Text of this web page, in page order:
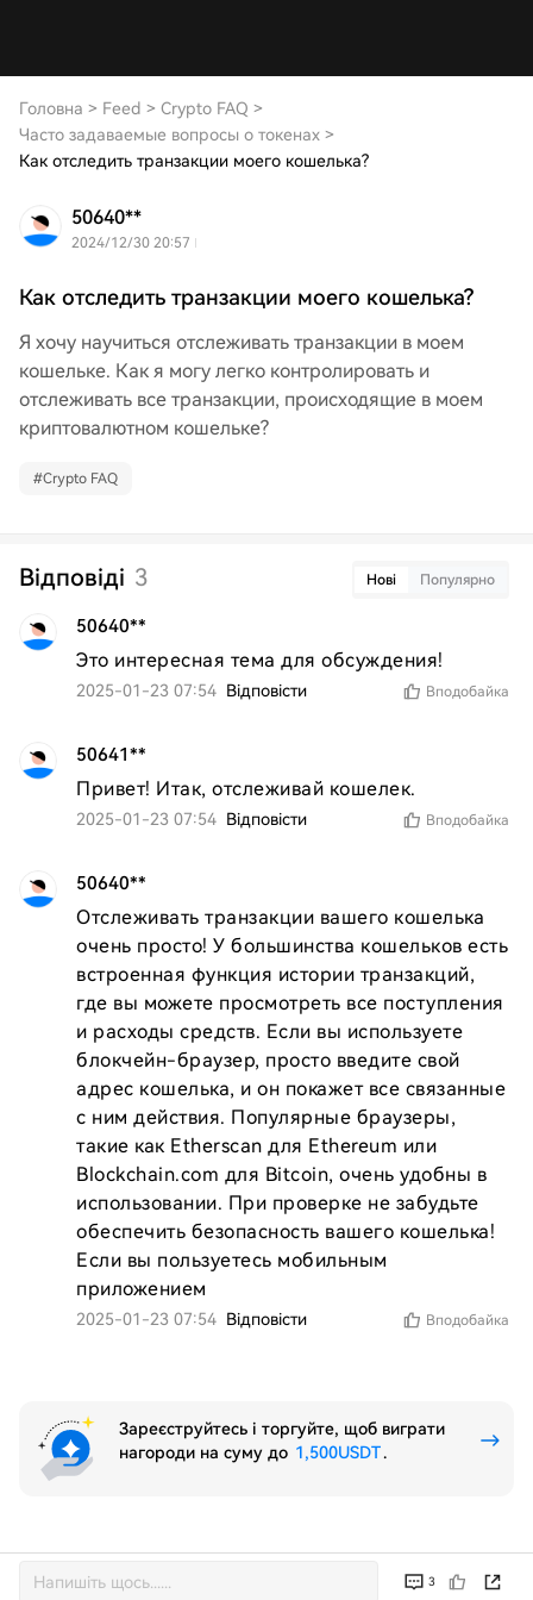
Головна > Feed > Crypto FAQ >
Часто задаваемые вопросы о токенах >
Как отследить транзакции моего кошелька?
50640**
2024/12/30 20:57
Как отследить транзакции моего кошелька?
Я хочу научиться отслеживать транзакции в моем
кошельке. Как я могу легко контролировать и
отслеживать все транзакции, происходящие в моем
криптовалютном кошельке?
#Crypto FAQ
Відповіді 3 Нові Популярно
50640**
Это интересная тема для обсуждения!
2025-01-23 07:54 Відповісти Вподобайка
50641**
Привет! Итак, отслеживай кошелек.
2025-01-23 07:54 Відповісти Вподобайка
50640**
Отслеживать транзакции вашего кошелька
очень просто! У большинства кошельков есть
встроенная функция истории транзакций,
где вы можете просмотреть все поступления
и расходы средств. Если вы используете
блокчейн-браузер, просто введите свой
адрес кошелька, и он покажет все связанные
с ним действия. Популярные браузеры,
такие как Etherscan для Ethereum или
Blockchain.com для Bitcoin, очень удобны в
использовании. При проверке не забудьте
обеспечить безопасность вашего кошелька!
Если вы пользуетесь мобильным
приложением
2025-01-23 07:54 Відповісти Вподобайка
3
Зареєструйтесь і торгуйте, щоб виграти
нагороди на суму до 1,500USDT.